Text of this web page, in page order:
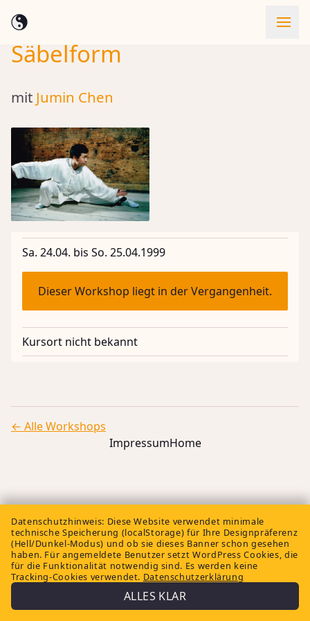
Skip to content
Säbelform
mit Jumin Chen
Sa. 24.04. bis So. 25.04.1999
Dieser Workshop liegt in der Vergangenheit.
Kursort nicht bekannt
← Alle Workshops
ImpressumHome
Datenschutzhinweis: Diese Website verwendet minimale
technische Speicherung (localStorage) für Ihre Designpräferenz
(Hell/Dunkel-Modus) und ob sie dieses Banner schon gesehen
haben. Für angemeldete Benutzer setzt WordPress Cookies, die
für die Funktionalität notwendig sind. Es werden keine
Tracking-Cookies verwendet. Datenschutzerklärung
ALLES KLAR